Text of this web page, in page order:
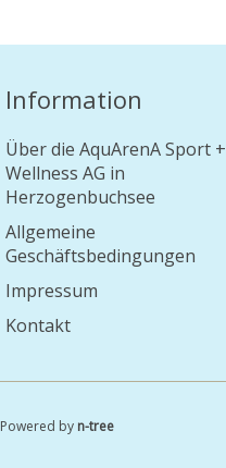
Information
Über die AquArenA Sport +
Wellness AG in
Herzogenbuchsee
Allgemeine
Geschäftsbedingungen
Impressum
Kontakt
Powered by n-tree